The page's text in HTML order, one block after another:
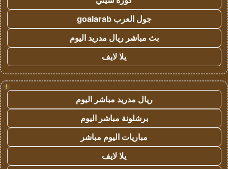
جول العرب goalarab
بث مباشر ريال مدريد اليوم
يلا لايف
!
ريال مدريد مباشر اليوم
برشلونة مباشر اليوم
مباريات اليوم مباشر
يلا لايف